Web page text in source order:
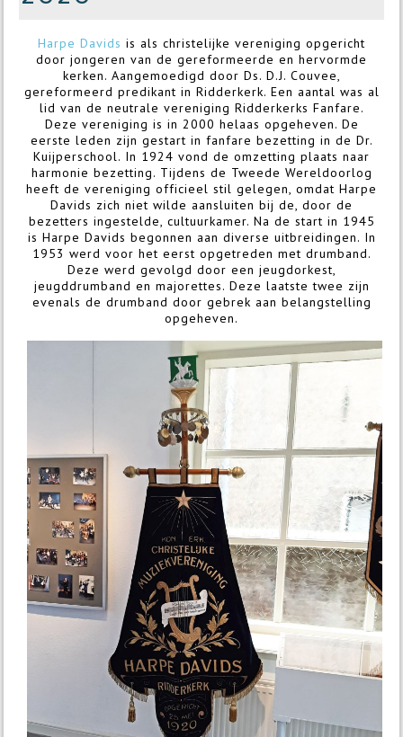
Harpe Davids is als christelijke vereniging opgericht
door jongeren van de gereformeerde en hervormde
kerken. Aangemoedigd door Ds. D.J. Couvee,
gereformeerd predikant in Ridderkerk. Een aantal was al
lid van de neutrale vereniging Ridderkerks Fanfare.
Deze vereniging is in 2000 helaas opgeheven. De
eerste leden zijn gestart in fanfare bezetting in de Dr.
Kuijperschool. In 1924 vond de omzetting plaats naar
harmonie bezetting. Tijdens de Tweede Wereldoorlog
heeft de vereniging officieel stil gelegen, omdat Harpe
Davids zich niet wilde aansluiten bij de, door de
bezetters ingestelde, cultuurkamer. Na de start in 1945
is Harpe Davids begonnen aan diverse uitbreidingen. In
1953 werd voor het eerst opgetreden met drumband.
Deze werd gevolgd door een jeugdorkest,
jeugddrumband en majorettes. Deze laatste twee zijn
evenals de drumband door gebrek aan belangstelling
opgeheven.